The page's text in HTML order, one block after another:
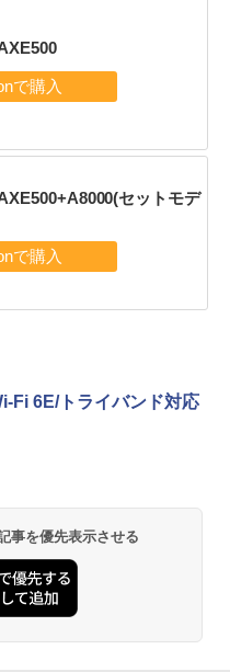
セットモデ
Fi 6E/トライバンド対応
事を優先表示させる